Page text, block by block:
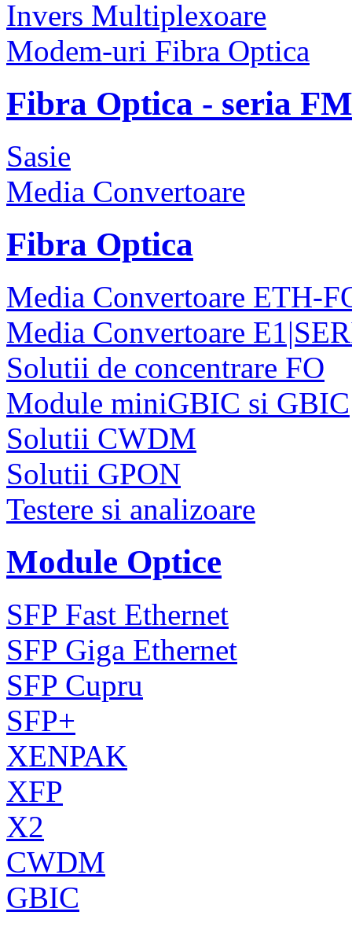
Invers Multiplexoare
Modem-uri Fibra Optica
Fibra Optica - seria
Sasie
Media Convertoare
Fibra Optica
Media Convertoare ETH-
Media Convertoare
Solutii de concentrare FO
Module miniGBIC si GBIC
Solutii CWDM
Solutii GPON
Testere si analizoare
Module Optice
SFP Fast Ethernet
SFP Giga Ethernet
SFP Cupru
SFP+
XENPAK
XFP
X2
CWDM
GBIC